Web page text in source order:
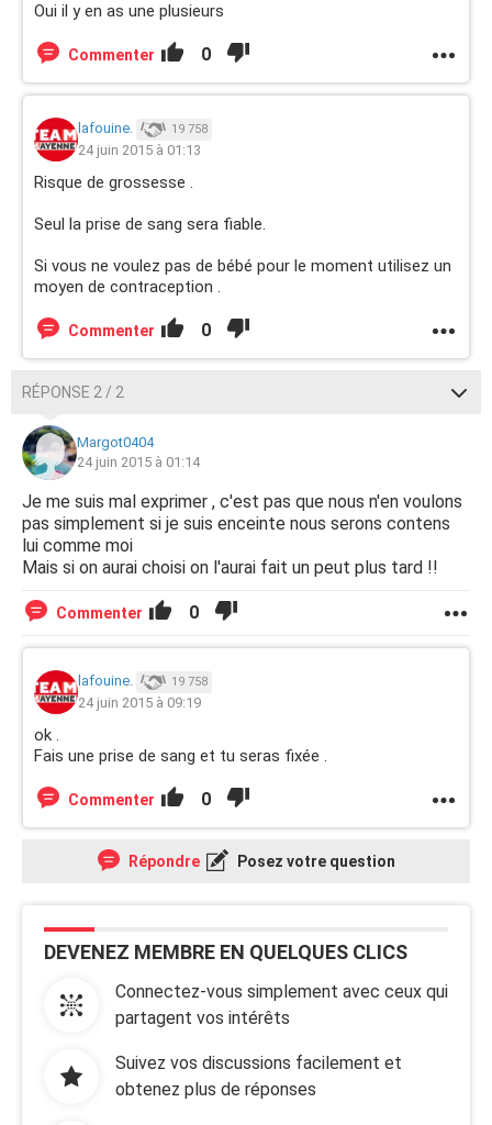
Oui il y en as une plusieurs
Commenter 0
lafouine. 19 758
24 juin 2015 à 01:13
Risque de grossesse .
Seul la prise de sang sera fiable.
Si vous ne voulez pas de bébé pour le moment utilisez un
moyen de contraception .
Commenter 0
RÉPONSE 2 / 2
Margot0404
24 juin 2015 à 01:14
Je me suis mal exprimer , c'est pas que nous n'en voulons
pas simplement si je suis enceinte nous serons contens
lui comme moi
Mais si on aurai choisi on l'aurai fait un peut plus tard !!
Commenter 0
lafouine. 19 758
24 juin 2015 à 09:19
ok .
Fais une prise de sang et tu seras fixée .
Commenter 0
Répondre Posez votre question
DEVENEZ MEMBRE EN QUELQUES CLICS
Connectez-vous simplement avec ceux qui
partagent vos intérêts
Suivez vos discussions facilement et
obtenez plus de réponses